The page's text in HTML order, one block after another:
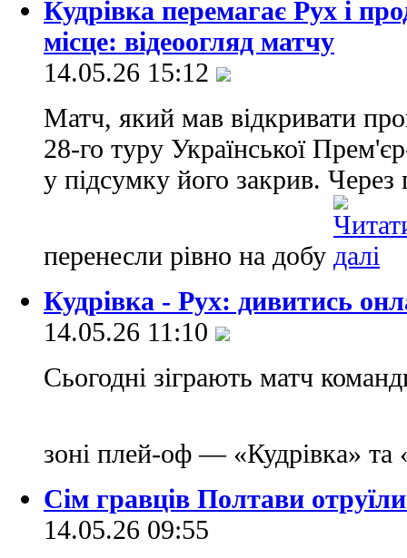
Кудрівка перемагає Рух і
місце: відеоогляд матчу
14.05.26 15:12
Матч, який мав відкривати
28-го туру Української
у підсумку його закрив. Через
перенесли рівно на добу
Кудрівка - Рух: дивитись
14.05.26 11:10
Сьогодні зіграють матч
зоні плей-оф — «Кудрівка»
Сім гравців Полтави
14.05.26 09:55